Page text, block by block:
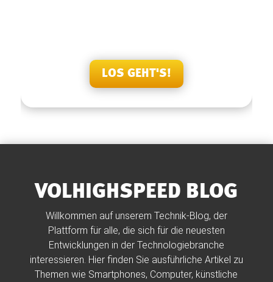
LOS GEHT'S!
VOLHIGHSPEED BLOG
Willkommen auf unserem Technik-Blog, der
Plattform für alle, die sich für die neuesten
Entwicklungen in der Technologiebranche
interessieren. Hier finden Sie ausführliche Artikel zu
Themen wie Smartphones, Computer, künstliche